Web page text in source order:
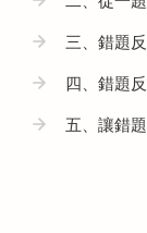
三、錯題
四、錯題
五、讓錯